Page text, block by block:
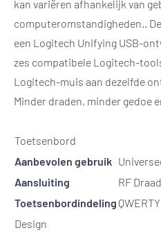
kan variëren afhankelijk van
computeromstandigheden..
een Logitech Unifying USB-
zes compatibele Logitech-
Logitech-muis aan dezelfde
Minder draden, minder gedoe
Toetsenbord
Aanbevolen gebruik
Aansluiting
RF
Toetsenbordindeling QWERTY
Design